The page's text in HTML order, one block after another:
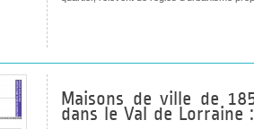
Maisons de ville de
dans le Val de Lorraine